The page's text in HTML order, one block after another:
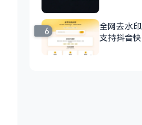
6
全网去水印
支持抖音